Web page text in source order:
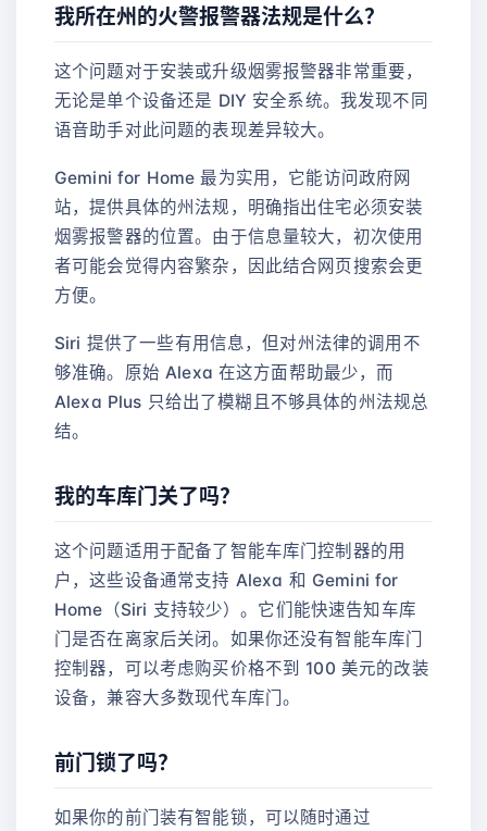
我所在州的火警报警器法规是什么？
这个问题对于安装或升级烟雾报警器非常重要，
无论是单个设备还是 DIY 安全系统。我发现不同
语音助手对此问题的表现差异较大。
Gemini for Home 最为实用，它能访问政府网
站，提供具体的州法规，明确指出住宅必须安装
烟雾报警器的位置。由于信息量较大，初次使用
者可能会觉得内容繁杂，因此结合网页搜索会更
方便。
Siri 提供了一些有用信息，但对州法律的调用不
够准确。原始 Alexa 在这方面帮助最少，而
Alexa Plus 只给出了模糊且不够具体的州法规总
结。
我的车库门关了吗？
这个问题适用于配备了智能车库门控制器的用
户，这些设备通常支持 Alexa 和 Gemini for
Home（Siri 支持较少）。它们能快速告知车库
门是否在离家后关闭。如果你还没有智能车库门
控制器，可以考虑购买价格不到 100 美元的改装
设备，兼容大多数现代车库门。
前门锁了吗？
如果你的前门装有智能锁，可以随时通过